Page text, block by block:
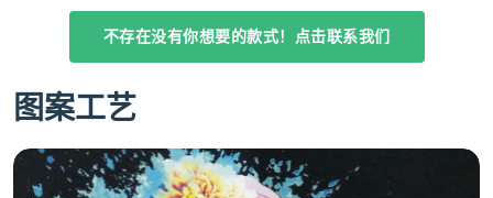
不存在没有你想要的款式！点击联系我们
图案工艺